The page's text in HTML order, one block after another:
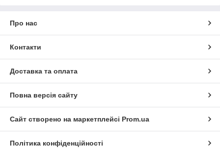
Про нас
Контакти
Доставка та оплата
Повна версія сайту
Сайт створено на маркетплейсі Prom.ua
Політика конфіденційності